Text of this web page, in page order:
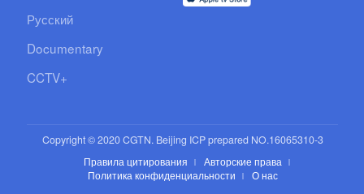
Русский
Documentary
CCTV+
Copyright © 2020 CGTN. Beijing ICP prepared NO.16065310-3
Правила цитирования
Авторские права
Политика конфиденциальности
О нас